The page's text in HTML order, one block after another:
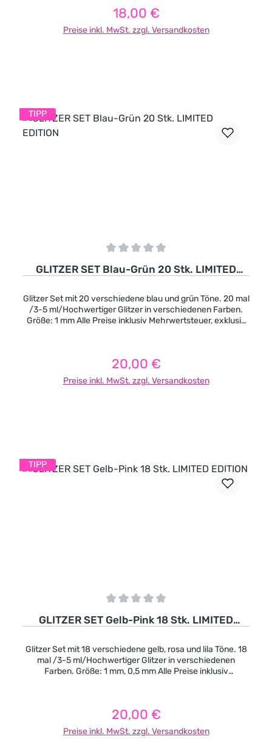
Regulärer Preis:
18,00 €
Preise inkl. MwSt. zzgl. Versandkosten
TIPP
Durchschnittliche Bewertung von 0 von 5 Sternen
GLITZER SET Blau-Grün 20 Stk. LIMITED
Glitzer Set mit 20 verschiedene blau und grün Töne. 20 mal
/3-5 ml/Hochwertiger Glitzer in verschiedenen Farben.
Größe: 1 mm Alle Preise inklusiv Mehrwertsteuer, exklusiv
Regulärer Preis:
20,00 €
Preise inkl. MwSt. zzgl. Versandkosten
TIPP
Durchschnittliche Bewertung von 0 von 5 Sternen
GLITZER SET Gelb-Pink 18 Stk. LIMITED
Glitzer Set mit 18 verschiedene gelb, rosa und lila Töne. 18
mal /3-5 ml/Hochwertiger Glitzer in verschiedenen
Farben. Größe: 1 mm, 0,5 mm Alle Preise inklusiv
Regulärer Preis:
20,00 €
Preise inkl. MwSt. zzgl. Versandkosten